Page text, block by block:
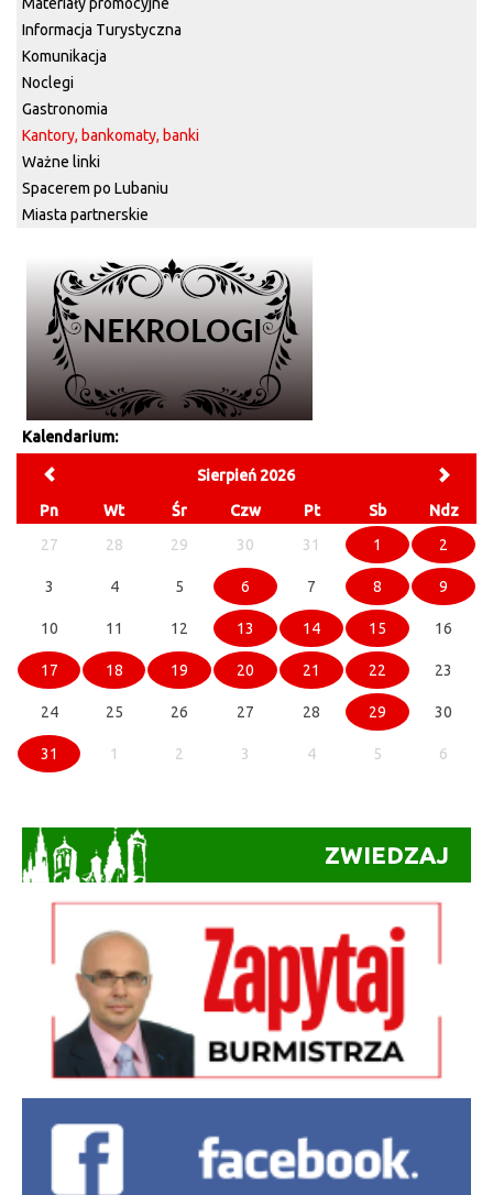
Informacja Turystyczna
Komunikacja
Noclegi
Gastronomia
Kantory, bankomaty, banki
Ważne linki
Spacerem po Lubaniu
Miasta partnerskie
Kalendarium:
Sierpień 2026
Pn
Wt Śr Czw Pt Sb
Ndz
27
28 29 30 31 1 2
3 4 5 6 7 8 9
10 11 12 13 14 15 16
17 18 19 20 21 22 23
24 25 26 27 28 29 30
31 1 2 3 4 5 6
ZWIEDZAJ